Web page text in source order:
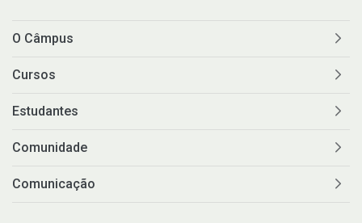
O Câmpus
Cursos
Estudantes
Comunidade
Comunicação